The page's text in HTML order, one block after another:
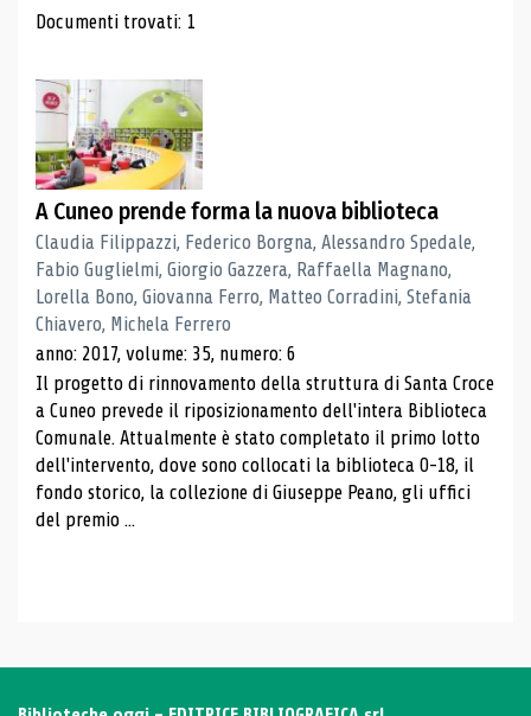
Risultati di ricerca
Documenti trovati: 1
A Cuneo prende forma la nuova biblioteca
Claudia Filippazzi, Federico Borgna, Alessandro Spedale,
Fabio Guglielmi, Giorgio Gazzera, Raffaella Magnano,
Lorella Bono, Giovanna Ferro, Matteo Corradini, Stefania
Chiavero, Michela Ferrero
anno: 2017, volume: 35, numero: 6
Il progetto di rinnovamento della struttura di Santa Croce
a Cuneo prevede il riposizionamento dell'intera Biblioteca
Comunale. Attualmente è stato completato il primo lotto
dell'intervento, dove sono collocati la biblioteca 0-18, il
fondo storico, la collezione di Giuseppe Peano, gli uffici
del premio ...